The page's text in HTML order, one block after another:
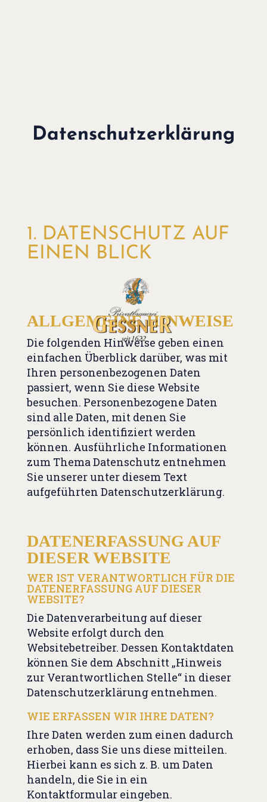
Datenschutzerklärung
1. DATENSCHUTZ AUF
EINEN BLICK
ALLGEMEINE HINWEISE
Die folgenden Hinweise geben einen
einfachen Überblick darüber, was mit
Ihren personenbezogenen Daten
passiert, wenn Sie diese Website
besuchen. Personenbezogene Daten
sind alle Daten, mit denen Sie
persönlich identifiziert werden
können. Ausführliche Informationen
zum Thema Datenschutz entnehmen
Sie unserer unter diesem Text
aufgeführten Datenschutzerklärung.
DATENERFASSUNG AUF
DIESER WEBSITE
WER IST VERANTWORTLICH FÜR DIE
DATENERFASSUNG AUF DIESER
WEBSITE?
Die Datenverarbeitung auf dieser
Website erfolgt durch den
Websitebetreiber. Dessen Kontaktdaten
können Sie dem Abschnitt „Hinweis
zur Verantwortlichen Stelle“ in dieser
Datenschutzerklärung entnehmen.
WIE ERFASSEN WIR IHRE DATEN?
Ihre Daten werden zum einen dadurch
erhoben, dass Sie uns diese mitteilen.
Hierbei kann es sich z. B. um Daten
handeln, die Sie in ein
Kontaktformular eingeben.